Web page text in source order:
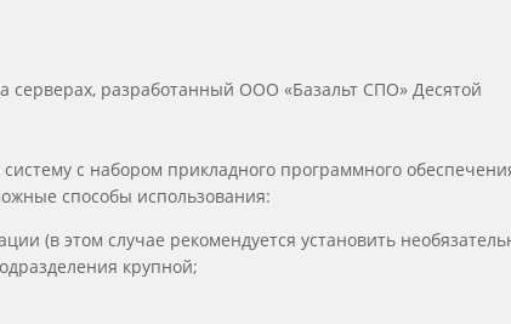
серверах, разработанный ООО «Базальт СПО» Десятой
с набором прикладного программного
способы использования:
(в этом случае рекомендуется установить
крупной;